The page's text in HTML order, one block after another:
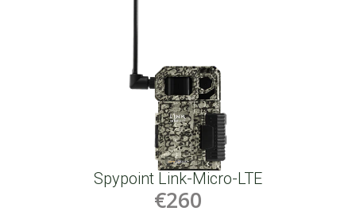
Spypoint Link-Micro-LTE
€260